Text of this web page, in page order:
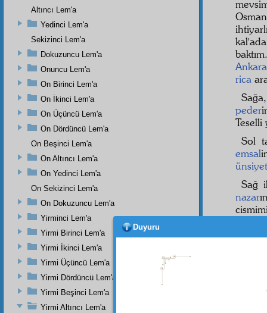
Ankara
rica
peder
Sol
emsal
ünsiyet
Sağ
nazar
Altıncı Lem'a
Yedinci Lem'a
Sekizinci Lem'a
Dokuzuncu Lem'a
Onuncu Lem'a
On Birinci Lem'a
On İkinci Lem'a
On Üçüncü Lem'a
On Dördüncü Lem'a
On Beşinci Lem'a
On Altıncı Lem'a
On Yedinci Lem'a
On Sekizinci Lem'a
On Dokuzuncu Lem'a
Yirminci Lem'a
Yirmi Birinci Lem'a
Yirmi İkinci Lem'a
Yirmi Üçüncü Lem'a
Yirmi Dördüncü Lem'a
Yirmi Beşinci Lem'a
Yirmi Altıncı Lem'a
Duyuru